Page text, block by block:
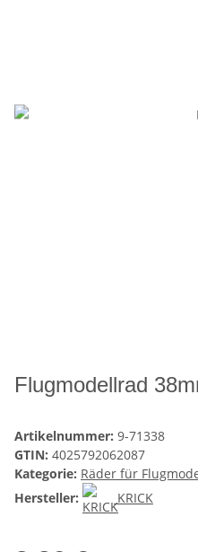
Flugmodellrad
Artikelnummer: 9-71338
GTIN: 4025792062087
Kategorie: Räder für
Hersteller:
KRICK